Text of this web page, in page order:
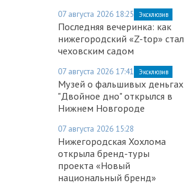
07 августа 2026 18:25 Эксклюзив
Последняя вечеринка: как
нижегородский «Z-top» стал
чеховским садом
07 августа 2026 17:41 Эксклюзив
Музей о фальшивых деньгах
"Двойное дно" открылся в
Нижнем Новгороде
07 августа 2026 15:28
Нижегородская Хохлома
открыла бренд-туры
проекта «Новый
национальный бренд»